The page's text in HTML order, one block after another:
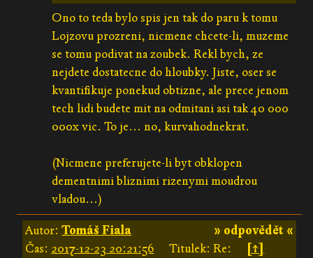
Ono to teda bylo spis jen tak do paru k tomu
Lojzovu prozreni, nicmene chcete-li, muzeme
se tomu podivat na zoubek. Rekl bych, ze
nejdete dostatecne do hloubky. Jiste, oser se
kvantifikuje ponekud obtizne, ale prece jenom
tech lidi budete mit na odmitani asi tak 40 000
000x vic. To je... no, kurvahodnekrat.
(Nicmene preferujete-li byt obklopen
dementnimi bliznimi rizenymi moudrou
vladou...)
» odpovědět «
Autor:Tomáš Fiala
Čas: 2017-12-23 20:21:56 Titulek: Re:
[↑]